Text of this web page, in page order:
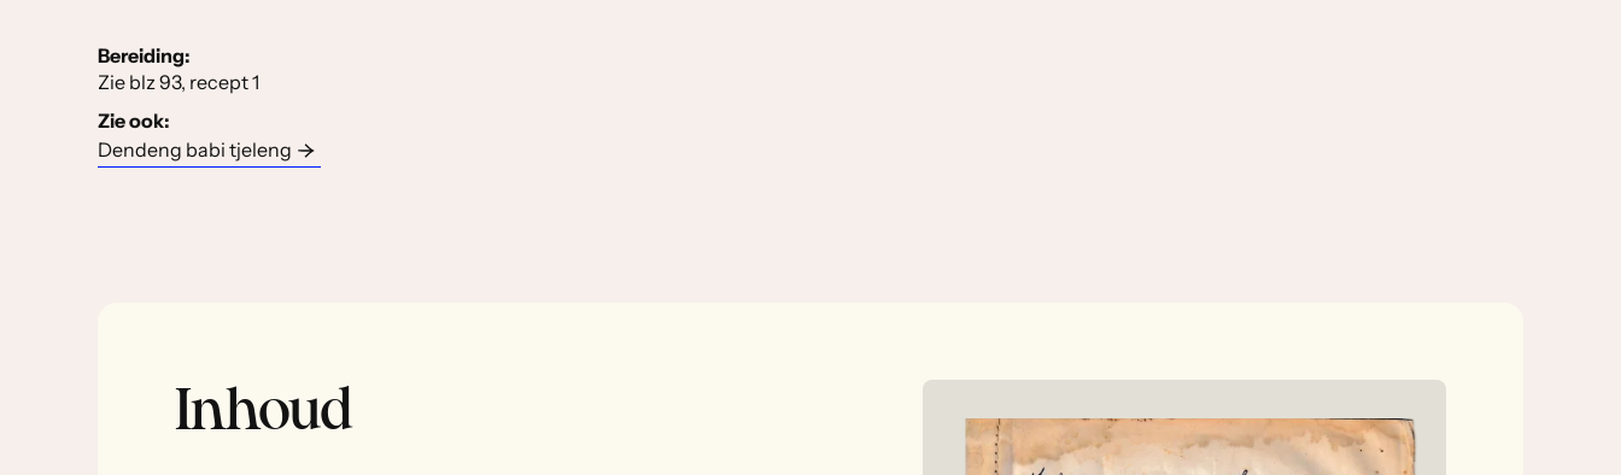
Bereiding:
Zie blz 93, recept 1
Zie ook:
Dendeng babi tjeleng
Inhoud